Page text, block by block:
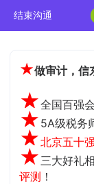
结束沟通
★做审计，信
★全国百强
★ 5A级税务
★北京五十
★ 三大好礼
评测 ！